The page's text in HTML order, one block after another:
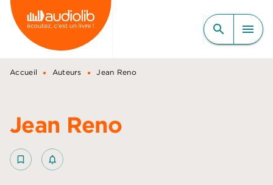
MENU RECHERCHE
CONTENU
PIED DE PAGE
search menu
Accueil • Auteurs • Jean Reno
Jean Reno
bookmark_border notifications_none_outlined